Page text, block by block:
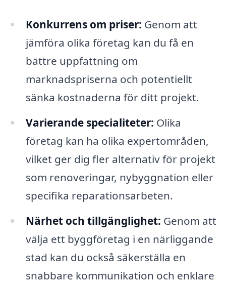
Konkurrens om priser: Genom att
jämföra olika företag kan du få en
bättre uppfattning om
marknadspriserna och potentiellt
sänka kostnaderna för ditt projekt.
Varierande specialiteter: Olika
företag kan ha olika expertområden,
vilket ger dig fler alternativ för projekt
som renoveringar, nybyggnation eller
specifika reparationsarbeten.
Närhet och tillgänglighet: Genom att
välja ett byggföretag i en närliggande
stad kan du också säkerställa en
snabbare kommunikation och enklare